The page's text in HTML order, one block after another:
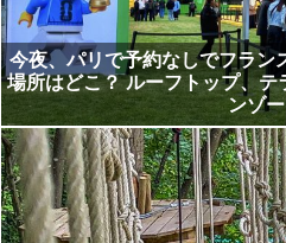
今夜、パリで予約なしでフラン
場所はどこ？ ルーフトップ、
ンゾ